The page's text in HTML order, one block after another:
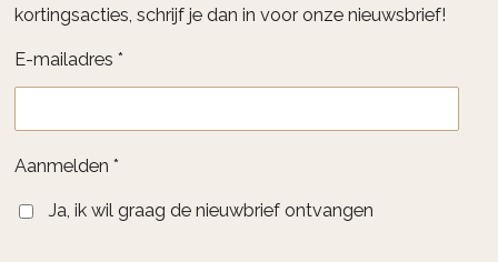
kortingsacties, schrijf je dan in voor onze nieuwsbrief!
E-mailadres *
Aanmelden *
Ja, ik wil graag de nieuwbrief ontvangen